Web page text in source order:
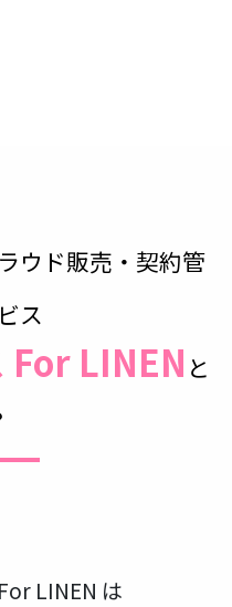
ウド販売・契約管
ス
For LINEN と
LINEN は